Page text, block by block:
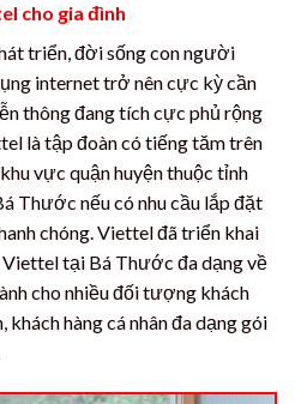
cho gia đình
triển, đời sống con người
internet trở nên cực kỳ cần
thông đang tích cực phủ rộng
là tập đoàn có tiếng tăm trên
vực quận huyện thuộc tỉnh
Thước nếu có nhu cầu lắp đặt
chóng. Viettel đã triển khai
tại Bá Thước đa dạng về
cho nhiều đối tượng khách
khách hàng cá nhân đa dạng gói